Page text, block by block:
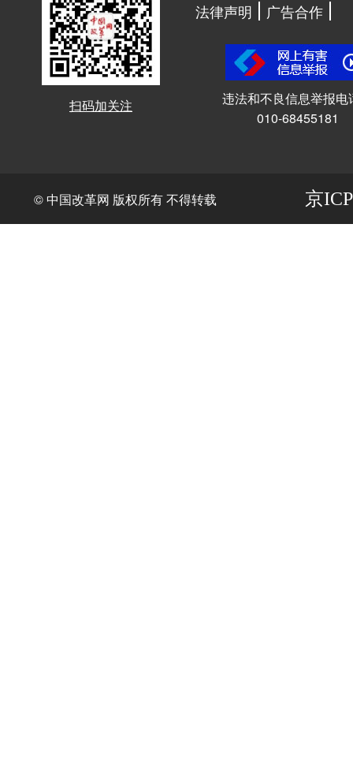
扫码加关注
法律声明
广告合作
违法和不良信息举报电
010-68455181
© 中国改革网 版权所有 不得转载 京